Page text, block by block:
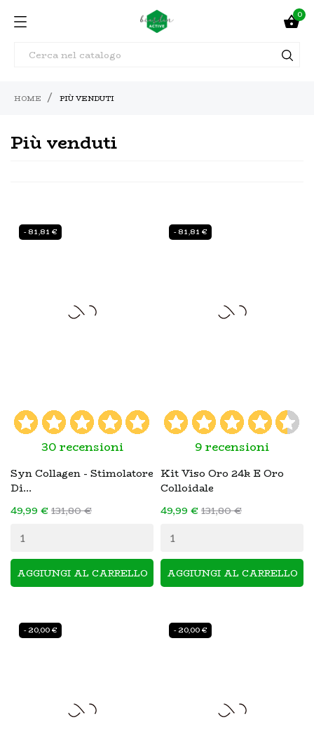
0
HOME PIÙ VENDUTI
Più venduti
30 recensioni
Syn Collagen - Stimolatore
Di...
49,99 €131,80 €
AGGIUNGI AL CARRELLO
- 81,81 €
9 recensioni
Kit Viso Oro 24k E Oro
Colloidale
49,99 €131,80 €
AGGIUNGI AL CARRELLO
- 81,81 €
- 20,00 € - 20,00 €